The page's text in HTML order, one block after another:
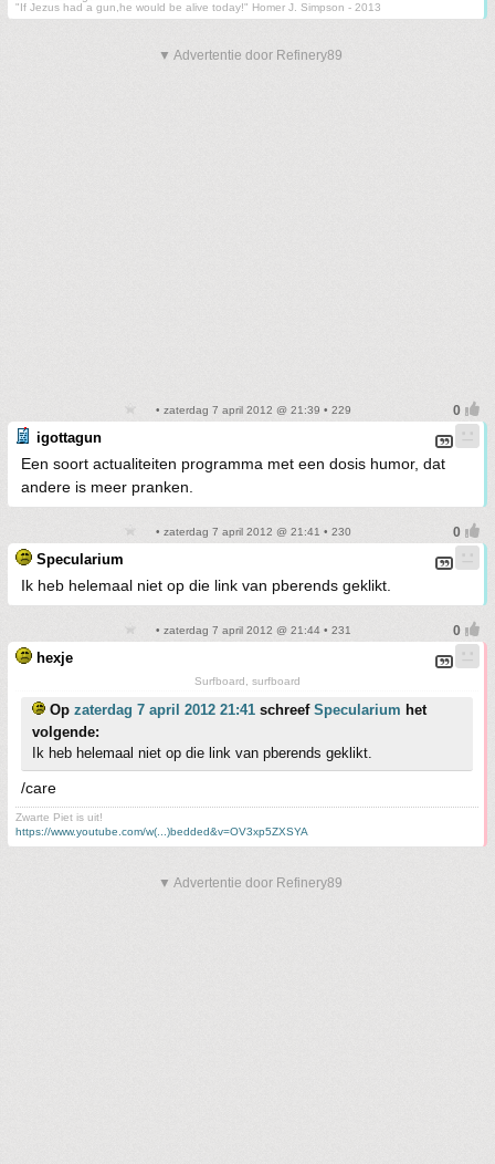
"If Jezus had a gun,he would be alive today!" Homer J. Simpson - 2013
▼ Advertentie door Refinery89
• zaterdag 7 april 2012 @ 21:39 • 229
igottagun
Een soort actualiteiten programma met een dosis humor, dat
andere is meer pranken.
• zaterdag 7 april 2012 @ 21:41 • 230
Specularium
Ik heb helemaal niet op die link van pberends geklikt.
• zaterdag 7 april 2012 @ 21:44 • 231
hexje
Surfboard, surfboard
Op zaterdag 7 april 2012 21:41 schreef Specularium het
volgende:
Ik heb helemaal niet op die link van pberends geklikt.
/care
Zwarte Piet is uit!
https://www.youtube.com/w(...)bedded&v=OV3xp5ZXSYA
▼ Advertentie door Refinery89